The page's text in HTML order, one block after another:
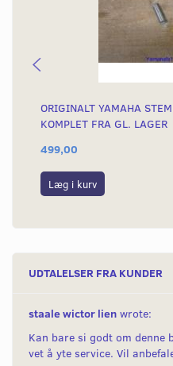
ORIGINALT YAMAHA
KOMPLET FRA GL. LAGER
499,00
Læg i kurv
UDTALELSER FRA KUNDER
staale wictor lien wrote:
Kan bare si godt om denne
vet å yte service. Vil